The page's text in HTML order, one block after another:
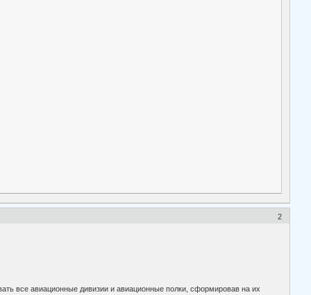
2
все авиационные дивизии и авиационные полки, сформировав на их